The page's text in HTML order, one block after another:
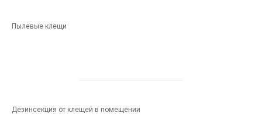
Пылевые клещи
Дезинсекция от клещей в помещении